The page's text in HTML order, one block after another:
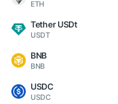
ETH
Tether USDt
USDT
BNB
BNB
USDC
USDC